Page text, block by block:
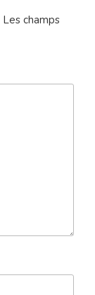
Les champs